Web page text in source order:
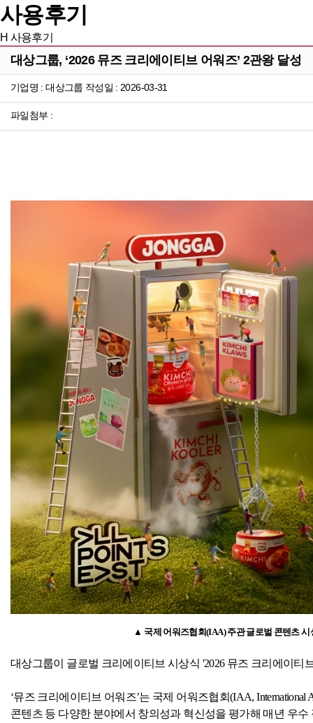
사용후기
H 사용후기
대상그룹, ‘2026 뮤즈 크리에이티브 어워즈’ 2관왕 달성
기업명 : 대상그룹 작성일 : 2026-03-31
파일첨부 :
▲ 국제 어워즈협회(IAA)주관 글로벌 콘텐츠
대상그룹이 글로벌 크리에이티브 시상식 '2026 뮤즈 크리에이티
‘뮤즈 크리에이티브 어워즈’는 국제 어워즈협회(IAA, International
콘텐츠 등 다양한 분야에서 창의성과 혁신성을 평가해 매년 우수